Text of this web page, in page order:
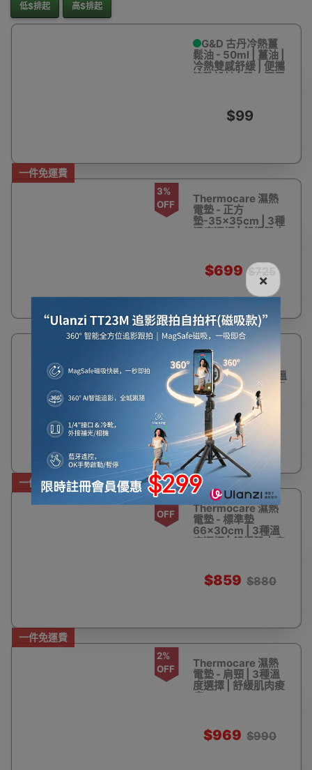
低$排起 高$排起
G&D 古丹冷熱薑
鬆油 - 50ml | 薑油 |
冷熱雙感舒緩 | 便攜
滾珠設計 | 肌肉深層
$99
一件免運費
3%
OFF
Thermocare 濕熱
電墊 - 正方
墊-35×35cm | 3種
溫度選擇 | 舒緩肌肉
$699 $725
OFF
Thermocare 濕熱
電墊 - 細碼墊
42.5×10cm | 3種溫
度選擇 | 舒緩肌肉痠
痛
$599 $615
一件免運費
2%
OFF
Thermocare 濕熱
電墊 - 標準墊
66×30cm | 3種溫
度選擇 | 舒緩肌肉痠
$859 $880
一件免運費
2%
OFF
Thermocare 濕熱
電墊 - 肩頸 | 3種溫
度選擇 | 舒緩肌肉痠
痛
$969 $990
×